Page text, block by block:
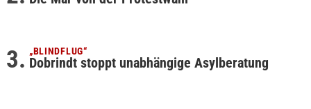
„BLINDFLUG“
Dobrindt stoppt unabhängige Asylberatung